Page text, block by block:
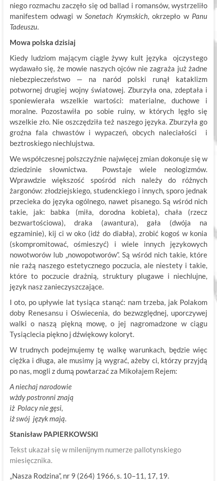
niego rozmachu zaczęło się od ballad i romansów, wystrzeliło
manifestem odwagi wSonetach Krymskich, okrzepło w Panu
Tadeuszu.
Mowa polska dzisiaj
Kiedy ludziom mającym ciągle żywy kult języka ojczystego
wydawało się, że mowie naszych ojców nie zagraża już żadne
niebezpieczeństwo — na naród polski runął kataklizm
potwornej drugiej wojny światowej. Zburzyła ona, zdeptała i
sponiewierała wszelkie wartości: materialne, duchowe i
moralne. Pozostawiła po sobie ruiny, w których lęgło się
wszelkie zło. Nie oszczędziła też naszego języka. Zburzyła go
groźna fala chwastów i wypaczeń, obcych naleciałości i
beztroskiego niechlujstwa.
We współczesnej polszczyźnie najwięcej zmian dokonuje się w
dziedzinie słownictwa. Powstaje wiele neologizmów.
Wprawdzie większość spośród nich należy do różnych
żargonów: złodziejskiego, studenckiego i innych, sporo jednak
przecieka do języka ogólnego, nawet pisanego. Są wśród nich
takie, jak: babka (miła, dorodna kobieta), chała (rzecz
bezwartościowa), draka (awantura), gała (dwója na
egzaminie), kij ci w oko (idź do diabła), zrobić kogoś w konia
(skompromitować, ośmieszyć) i wiele innych językowych
nowotworów lub „nowopotworów”. Są wśród nich takie, które
nie rażą naszego estetycznego poczucia, ale niestety i takie,
które to poczucie drażnią, struktury plugawe i niechlujne,
język nasz zanieczyszczające.
I oto, po upływie lat tysiąca stanąć: nam trzeba, jak Polakom
doby Renesansu i Oświecenia, do bezwzględnej, uporczywej
walki o naszą piękną mowę, o jej nagromadzone w ciągu
Tysiąclecia piękno j dźwiękowy koloryt.
W trudnych podejmujemy tę walkę warunkach, będzie więc
ciężka i długa, ale musimy ją wygrać, ażeby ci, którzy przyjdą
po nas, mogli z dumą powtarzać za Mikołajem Rejem:
A niechaj narodowie
wżdy postronni znają
iż Polacy nie gęsi,
iż swój język mają.
Stanisław PAPIERKOWSKI
Tekst ukazał się w milenijnym numerze pallotynskiego
miesięcznika.
„Nasza Rodzina”, nr 9 (264) 1966, s. 10–11, 17, 19.